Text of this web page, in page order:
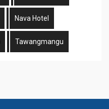
Nava Hotel
Tawangmangu